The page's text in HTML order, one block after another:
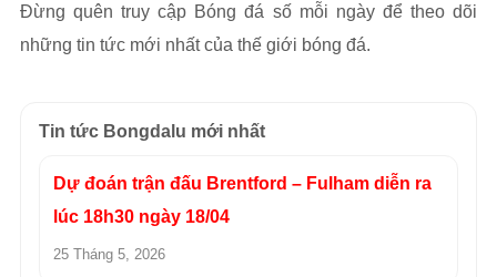
Đừng quên truy cập Bóng đá số mỗi ngày để theo dõi
những tin tức mới nhất của thế giới bóng đá.
Tin tức Bongdalu mới nhất
Dự đoán trận đấu Brentford – Fulham diễn ra
lúc 18h30 ngày 18/04
25 Tháng 5, 2026